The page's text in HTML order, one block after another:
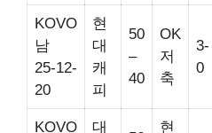
KOVO
남
25-12-
20
현
대
캐
피
50
–
40
OK
저
축
3-
0
KOVO 대 현